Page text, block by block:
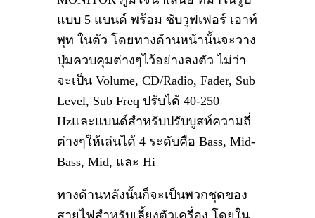
แบบ 5 แบนด์ พร้อม ซับวูฟเฟอร์ เอาท์
พุท ในตัว โดยทางด้านหน้านั้นจะวาง
ปุ่มควบคุมต่างๆไว้อย่างลงตัว ไม่ว่า
จะเป็น Volume, CD/Radio, Fader, Sub
Level, Sub Freq ปรับได้ 40-250
Hzและแบนด์สำหรับปรับบูสท์ความถี่
ต่างๆให้เล่นได้ 4 ระดับคือ Bass, Mid-
Bass, Mid, และ Hi
ทางด้านหลังนั้นก็จะเป็นพวกชุดของ